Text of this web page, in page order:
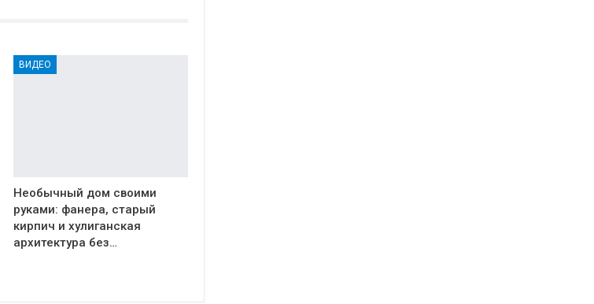
ВИДЕО
Необычный дом своими
руками: фанера, старый
кирпич и хулиганская
архитектура без…